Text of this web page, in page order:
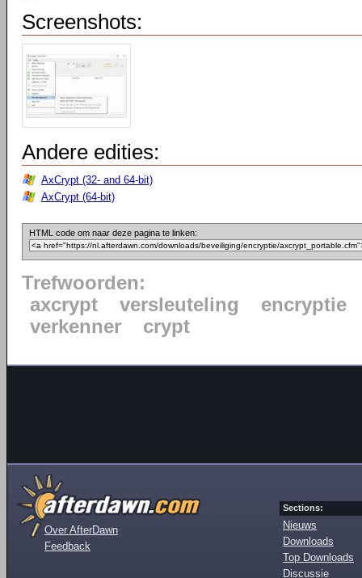
Screenshots:
Andere edities:
AxCrypt (32- and 64-bit)
AxCrypt (64-bit)
HTML code om naar deze pagina te linken:
Trefwoorden:
axcrypt
versleuteling
encryptie
verkenner
crypt
Over AfterDawn
Feedback
Sections:
Nieuws
Downloads
Top Downloads
Discussie